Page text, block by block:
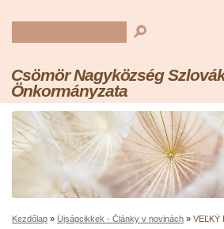
Csömör Nagyközség
Önkormányzata
Kezdőlap » Újságcikkek - Články v novinách » VEĽKÝ